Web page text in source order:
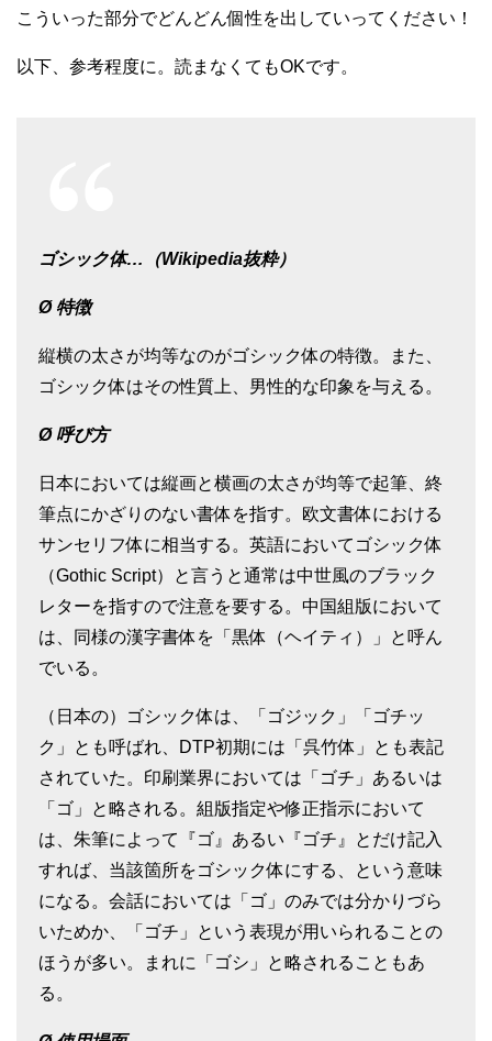
こういった部分でどんどん個性を出していってください！
以下、参考程度に。読まなくてもOKです。
ゴシック体… （Wikipedia抜粋）
Ø 特徴
縦横の太さが均等なのがゴシック体の特徴。また、
ゴシック体はその性質上、男性的な印象を与える。
Ø 呼び方
日本においては縦画と横画の太さが均等で起筆、終
筆点にかざりのない書体を指す。欧文書体における
サンセリフ体に相当する。英語においてゴシック体
（Gothic Script）と言うと通常は中世風のブラック
レターを指すので注意を要する。中国組版において
は、同様の漢字書体を「黒体（ヘイティ）」と呼ん
でいる。
（日本の）ゴシック体は、「ゴジック」「ゴチッ
ク」とも呼ばれ、DTP初期には「呉竹体」とも表記
されていた。印刷業界においては「ゴチ」あるいは
「ゴ」と略される。組版指定や修正指示において
は、朱筆によって『ゴ』あるい『ゴチ』とだけ記入
すれば、当該箇所をゴシック体にする、という意味
になる。会話においては「ゴ」のみでは分かりづら
いためか、「ゴチ」という表現が用いられることの
ほうが多い。まれに「ゴシ」と略されることもあ
る。